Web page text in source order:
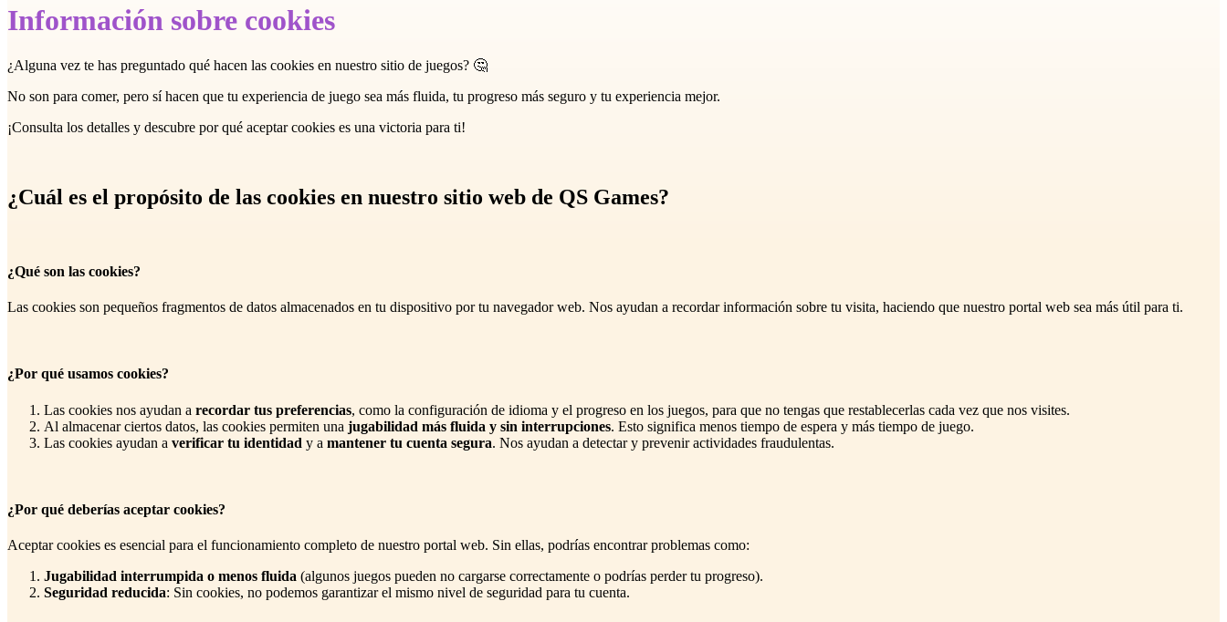
Información sobre cookies
¿Alguna vez te has preguntado qué hacen las cookies en nuestro sitio de juegos? 🤔
No son para comer, pero sí hacen que tu experiencia de juego sea más fluida, tu progreso más seguro y tu experiencia mejor.
¡Consulta los detalles y descubre por qué aceptar cookies es una victoria para ti!
¿Cuál es el propósito de las cookies en nuestro sitio web de QS Games?
¿Qué son las cookies?
Las cookies son pequeños fragmentos de datos almacenados en tu dispositivo por tu navegador web. Nos ayudan a recordar información sobre tu visita, haciendo que nuestro portal web sea más útil para ti.
¿Por qué usamos cookies?
Las cookies nos ayudan a recordar tus preferencias, como la configuración de idioma y el progreso en los juegos, para que no tengas que restablecerlas cada vez que nos visites.
Al almacenar ciertos datos, las cookies permiten una jugabilidad más fluida y sin interrupciones. Esto significa menos tiempo de espera y más tiempo de juego.
Las cookies ayudan a verificar tu identidad y a mantener tu cuenta segura. Nos ayudan a detectar y prevenir actividades fraudulentas.
¿Por qué deberías aceptar cookies?
Aceptar cookies es esencial para el funcionamiento completo de nuestro portal web. Sin ellas, podrías encontrar problemas como:
Jugabilidad interrumpida o menos fluida (algunos juegos pueden no cargarse correctamente o podrías perder tu progreso).
Seguridad reducida: Sin cookies, no podemos garantizar el mismo nivel de seguridad para tu cuenta.